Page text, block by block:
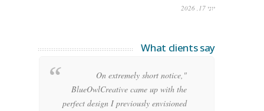
יוני 17, 2026
What clients say
"On extremely short notice,
BlueOwlCreative came up with the
perfect design I previously envisioned